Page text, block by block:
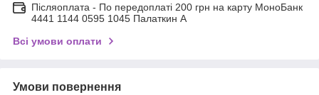
Післяоплата - По передоплаті 200 грн на карту МоноБанк
4441 1144 0595 1045 Палаткин А
Всі умови оплати
Умови повернення